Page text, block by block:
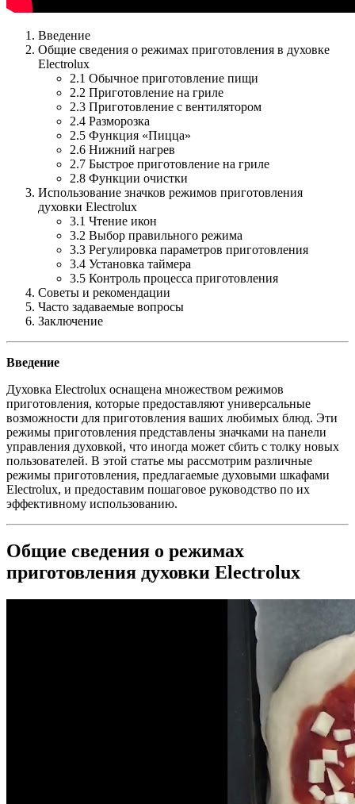
Введение
Общие сведения о режимах приготовления в духовке
Electrolux
2.1 Обычное приготовление пищи
2.2 Приготовление на гриле
2.3 Приготовление с вентилятором
2.4 Разморозка
2.5 Функция «Пицца»
2.6 Нижний нагрев
2.7 Быстрое приготовление на гриле
2.8 Функции очистки
Использование значков режимов приготовления
духовки Electrolux
3.1 Чтение икон
3.2 Выбор правильного режима
3.3 Регулировка параметров приготовления
3.4 Установка таймера
3.5 Контроль процесса приготовления
Советы и рекомендации
Часто задаваемые вопросы
Заключение
Введение
Духовка Electrolux оснащена множеством режимов
приготовления, которые предоставляют универсальные
возможности для приготовления ваших любимых блюд. Эти
режимы приготовления представлены значками на панели
управления духовкой, что иногда может сбить с толку новых
пользователей. В этой статье мы рассмотрим различные
режимы приготовления, предлагаемые духовыми шкафами
Electrolux, и предоставим пошаговое руководство по их
эффективному использованию.
Общие сведения о режимах
приготовления духовки Electrolux